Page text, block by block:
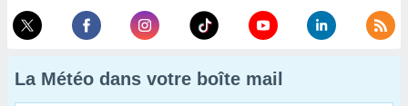
La Météo dans votre boîte mail